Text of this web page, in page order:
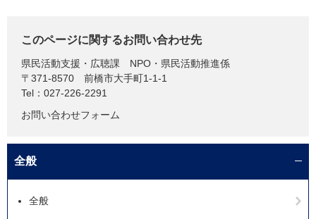
このページに関するお問い合わせ先
県民活動支援・広聴課
NPO・県民活動推進係
〒371-8570
前橋市大手町1-1-1
Tel：027-226-2291
お問い合わせフォーム
全般
全般